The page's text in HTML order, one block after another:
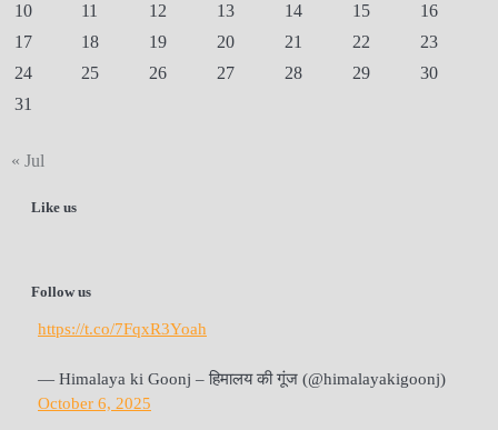
10
11 12 13 14 15
16
17
18 19 20 21 22
23
24
25 26 27 28 29
30
31
« Jul
Like us
Follow us
https://t.co/7FqxR3Yoah
— Himalaya ki Goonj – हिमालय की गूंज (@himalayakigoonj)
October 6, 2025